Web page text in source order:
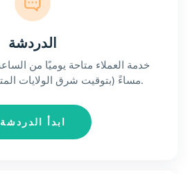
الدردشة
مساءً (بتوقيت شرق الولايات المتحدة) عبر الدردشة.
ابدأ الدردشة